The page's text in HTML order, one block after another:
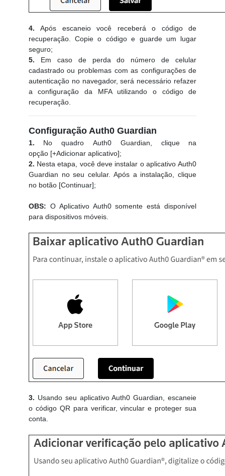
4.Após escaneio você receberá o código de
recuperação. Copie o código e guarde um lugar
seguro;
5. Em caso de perda do número de celular
cadastrado ou problemas com as configurações de
autenticação no navegador, será necessário refazer
a configuração da MFA utilizando o código de
recuperação.
Configuração Auth0 Guardian
1. No quadro Auth0 Guardian, clique na
opção [+Adicionar aplicativo];
2. Nesta etapa, você deve instalar o aplicativo Auth0
Guardian no seu celular. Após a instalação, clique
no botão [Continuar];
OBS: O Aplicativo Auth0 somente está disponível
para dispositivos móveis.
3. Usando seu aplicativo Auth0 Guardian, escaneie
o código QR para verificar, vincular e proteger sua
conta.